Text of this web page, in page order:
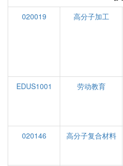
020019 高分子加工
EDUS1001
劳动教育
020146
高分子复合材料